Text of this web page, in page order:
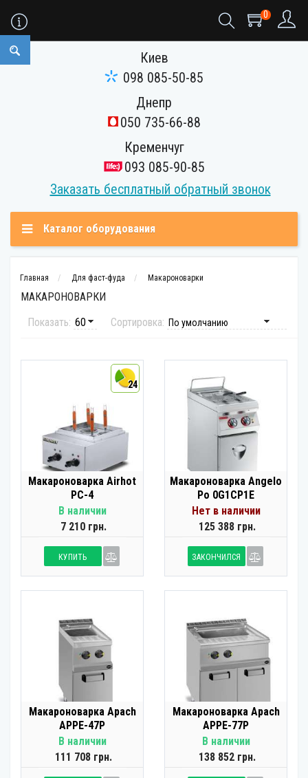
0
Киев
098 085-50-85
Днепр
050 735-66-88
Кременчуг
093 085-90-85
Заказать бесплатный обратный звонок
Каталог оборудования
Главная Для фаст-фуда Макароноварки
МАКАРОНОВАРКИ
Показать:
Сортировка:
24
Макароноварка Airhot
PC-4
В наличии
7 210 грн.
КУПИТЬ
Макароноварка Angelo
Po 0G1CP1E
Нет в наличии
125 388 грн.
ЗАКОНЧИЛСЯ
Макароноварка Apach
APPE-47P
В наличии
111 708 грн.
Макароноварка Apach
APPE-77P
В наличии
138 852 грн.